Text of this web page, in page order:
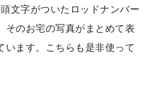
文字がついたロッドナンバー
そのお宅の写真がまとめて表
います。こちらも是非使って